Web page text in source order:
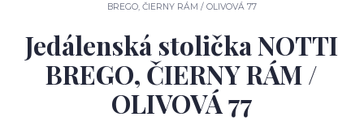
BREGO, ČIERNY RÁM / OLIVOVÁ 77
Jedálenská stolička NOTTI
BREGO, ČIERNY RÁM /
OLIVOVÁ 77